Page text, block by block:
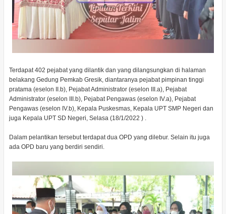
Terdapat 402 pejabat yang dilantik dan yang dilangsungkan di halaman
belakang Gedung Pemkab Gresik, diantaranya pejabat pimpinan tinggi
pratama (eselon II.b), Pejabat Administrator (eselon III.a), Pejabat
Administrator (eselon III.b), Pejabat Pengawas (eselon IV.a), Pejabat
Pengawas (eselon IV.b), Kepala Puskesmas, Kepala UPT SMP Negeri dan
juga Kepala UPT SD Negeri, Selasa (18/1/2022 ) .
Dalam pelantikan tersebut terdapat dua OPD yang dilebur. Selain itu juga
ada OPD baru yang berdiri sendiri.